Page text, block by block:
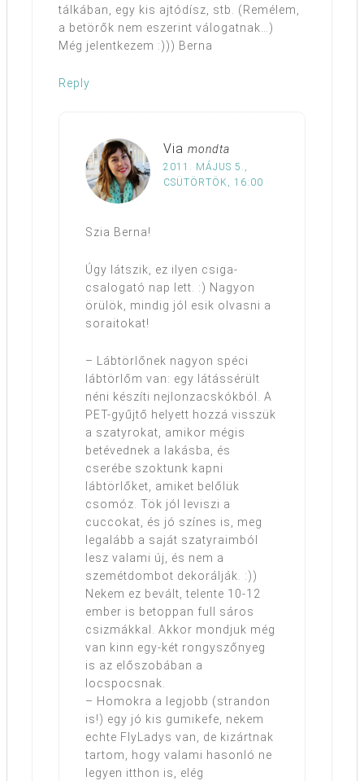
tálkában, egy kis ajtódísz, stb. (Remélem,
a betörők nem eszerint válogatnak…)
Még jelentkezem :))) Berna
Reply
Via mondta
2011. MÁJUS 5.,
CSÜTÖRTÖK, 16:00
Szia Berna!
Úgy látszik, ez ilyen csiga-
csalogató nap lett. :) Nagyon
örülök, mindig jól esik olvasni a
soraitokat!
– Lábtörlőnek nagyon spéci
lábtörlőm van: egy látássérült
néni készíti nejlonzacskókból. A
PET-gyűjtő helyett hozzá visszük
a szatyrokat, amikor mégis
betévednek a lakásba, és
cserébe szoktunk kapni
lábtörlőket, amiket belőlük
csomóz. Tök jól leviszi a
cuccokat, és jó színes is, meg
legalább a saját szatyraimból
lesz valami új, és nem a
szemétdombot dekorálják. :))
Nekem ez bevált, telente 10-12
ember is betoppan full sáros
csizmákkal. Akkor mondjuk még
van kinn egy-két rongyszőnyeg
is az előszobában a
locspocsnak.
– Homokra a legjobb (strandon
is!) egy jó kis gumikefe, nekem
echte FlyLadys van, de kizártnak
tartom, hogy valami hasonló ne
legyen itthon is, elég